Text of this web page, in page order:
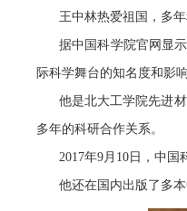
王中林热爱祖国，多
据中国科学院官网显
际科学舞台的知名度和影
他是北大工学院先进
多年的科研合作关系。
2017年9月10日，中
他还在国内出版了多